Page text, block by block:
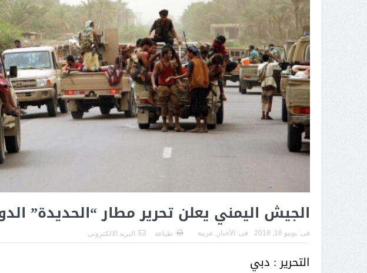
الجيش اليمني يعلن تحرير مطار “الحديدة”
فى: يونيو 16, 2018 فى: الأخبار عربية طباعة البريد الالكترونى
التحرير : دبي